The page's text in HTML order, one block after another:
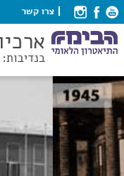
צרו קשר
בנדיבות: